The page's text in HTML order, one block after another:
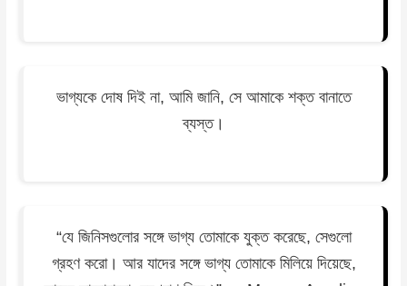
ভাগ্যকে দোষ দিই না, আমি জানি, সে আমাকে শক্ত বানাতে
ব্যস্ত।
“যে জিনিসগুলোর সঙ্গে ভাগ্য তোমাকে যুক্ত করেছে, সেগুলো
গ্রহণ করো। আর যাদের সঙ্গে ভাগ্য তোমাকে মিলিয়ে দিয়েছে,